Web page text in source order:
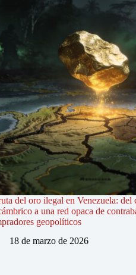
del oro ilegal en Venezuela: del
a una red opaca de
geopolíticos
18 de marzo de 2026